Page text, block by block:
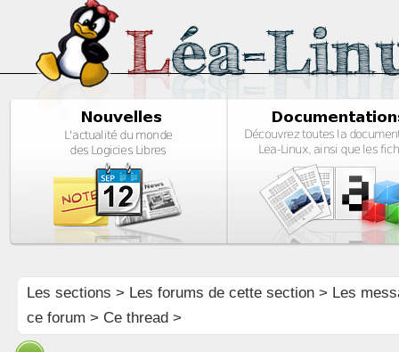
Les sections > Les forums de cette section> Les
ce forum > Ce thread >